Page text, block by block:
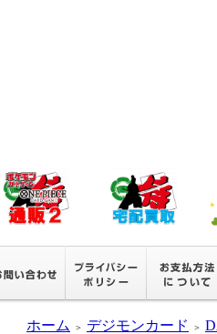
ホーム ＞ デジモンカード ＞